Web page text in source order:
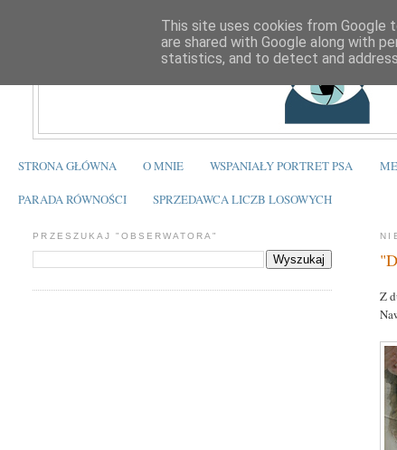
STRONA GŁÓWNA O MNIE WSPANIAŁY PORTRET PSA
PARADA RÓWNOŚCI SPRZEDAWCA LICZB LOSOWYCH
Z
PRZESZUKAJ "OBSERWATORA"
This site uses cookies from Google
are shared with Google along with
statistics, and to detect and